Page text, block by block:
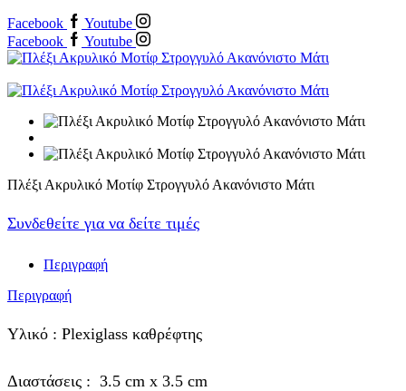
Facebook
Youtube
Facebook
Youtube
Πλέξι Ακρυλικό Μοτίφ Στρογγυλό Ακανόνιστο Μάτι
Συνδεθείτε για να δείτε τιμές
Περιγραφή
Περιγραφή
Υλικό : Plexiglass καθρέφτης
Διαστάσεις : 3.5 cm x 3.5 cm